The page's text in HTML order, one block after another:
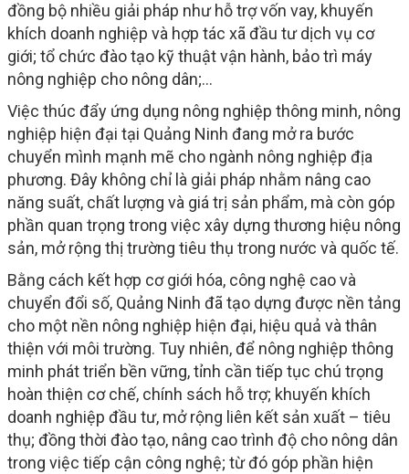
đồng bộ nhiều giải pháp như hỗ trợ vốn vay, khuyến
khích doanh nghiệp và hợp tác xã đầu tư dịch vụ cơ
giới; tổ chức đào tạo kỹ thuật vận hành, bảo trì máy
nông nghiệp cho nông dân;…
Việc thúc đẩy ứng dụng nông nghiệp thông minh, nông
nghiệp hiện đại tại Quảng Ninh đang mở ra bước
chuyển mình mạnh mẽ cho ngành nông nghiệp địa
phương. Đây không chỉ là giải pháp nhằm nâng cao
năng suất, chất lượng và giá trị sản phẩm, mà còn góp
phần quan trọng trong việc xây dựng thương hiệu nông
sản, mở rộng thị trường tiêu thụ trong nước và quốc tế.
Bằng cách kết hợp cơ giới hóa, công nghệ cao và
chuyển đổi số, Quảng Ninh đã tạo dựng được nền tảng
cho một nền nông nghiệp hiện đại, hiệu quả và thân
thiện với môi trường. Tuy nhiên, để nông nghiệp thông
minh phát triển bền vững, tỉnh cần tiếp tục chú trọng
hoàn thiện cơ chế, chính sách hỗ trợ; khuyến khích
doanh nghiệp đầu tư, mở rộng liên kết sản xuất – tiêu
thụ; đồng thời đào tạo, nâng cao trình độ cho nông dân
trong việc tiếp cận công nghệ; từ đó góp phần hiện